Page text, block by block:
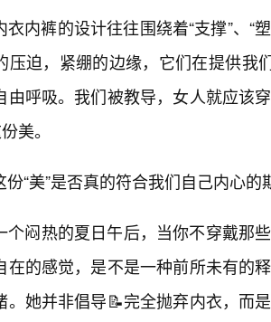
内裤的设计往往围绕着“支撑”、“
压迫，紧绷的边缘，它们在提供我
由呼吸。我们被教导，女人就应该
美。
“美”是否真的符合我们自己内心的
个闷热的夏日午后，当你不穿戴那
在的感觉，是不是一种前所未有的
。她并非倡导📝完全抛弃内衣，而